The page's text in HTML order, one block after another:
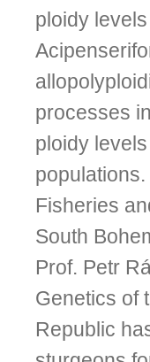
ploidy
processes
ploidy
Fisheries
South
Prof. Petr
Genetics of
Republic